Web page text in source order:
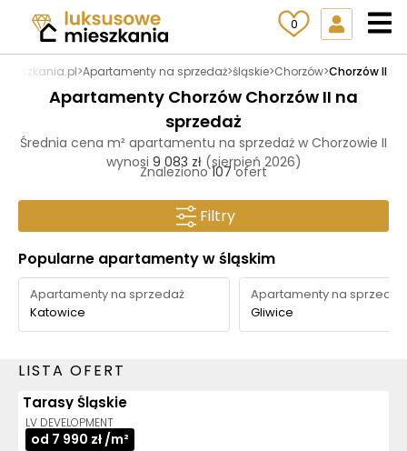
0
>Apartamenty na sprzedaż>śląskie>Chorzów>Chorzów II
Apartamenty Chorzów Chorzów II na
sprzedaż
Średnia cena m² apartamentu na sprzedaż w Chorzowie II
wynosi 9 083 zł (sierpień 2026)
Znaleziono107ofert
Filtry
Popularne apartamenty w śląskim
Apartamenty na sprzedaż
Katowice
Apartamenty na sprzedaż
Gliwice
LISTA OFERT
3D AI
Tarasy Śląskie
LV DEVELOPMENT
od 7 990 zł /m²